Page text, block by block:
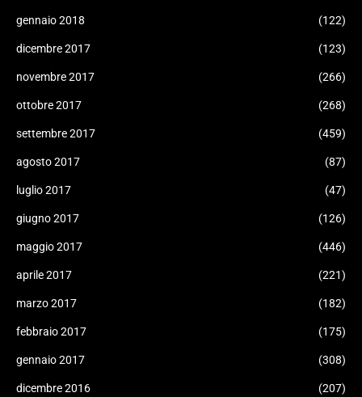
gennaio 2018 (122)
dicembre 2017 (123)
novembre 2017 (266)
ottobre 2017 (268)
settembre 2017 (459)
agosto 2017 (87)
luglio 2017 (47)
giugno 2017 (126)
maggio 2017 (446)
aprile 2017 (221)
marzo 2017 (182)
febbraio 2017 (175)
gennaio 2017 (308)
dicembre 2016 (207)